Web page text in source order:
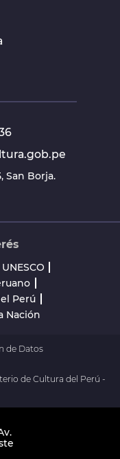
San Borja.
UNESCO
Perú
Nación
de Datos
de Cultura del Perú -